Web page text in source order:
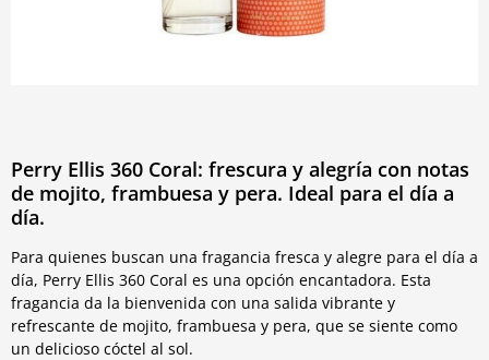
Perry Ellis 360 Coral: frescura y alegría con notas
de mojito, frambuesa y pera. Ideal para el día a
día.
Para quienes buscan una fragancia fresca y alegre para el día a
día, Perry Ellis 360 Coral es una opción encantadora. Esta
fragancia da la bienvenida con una salida vibrante y
refrescante de mojito, frambuesa y pera, que se siente como
un delicioso cóctel al sol.